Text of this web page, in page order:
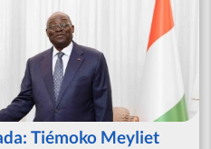
Tiémoko Meyliet